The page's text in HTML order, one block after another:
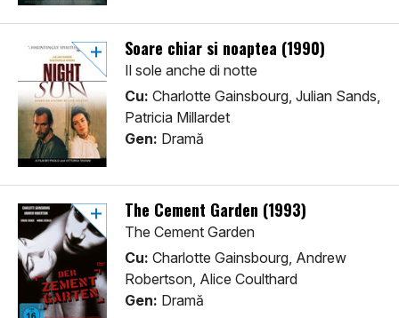
Soare chiar si noaptea (1990)
Il sole anche di notte
Cu: Charlotte Gainsbourg, Julian Sands,
Patricia Millardet
Gen: Dramă
The Cement Garden (1993)
The Cement Garden
Cu: Charlotte Gainsbourg, Andrew
Robertson, Alice Coulthard
Gen: Dramă